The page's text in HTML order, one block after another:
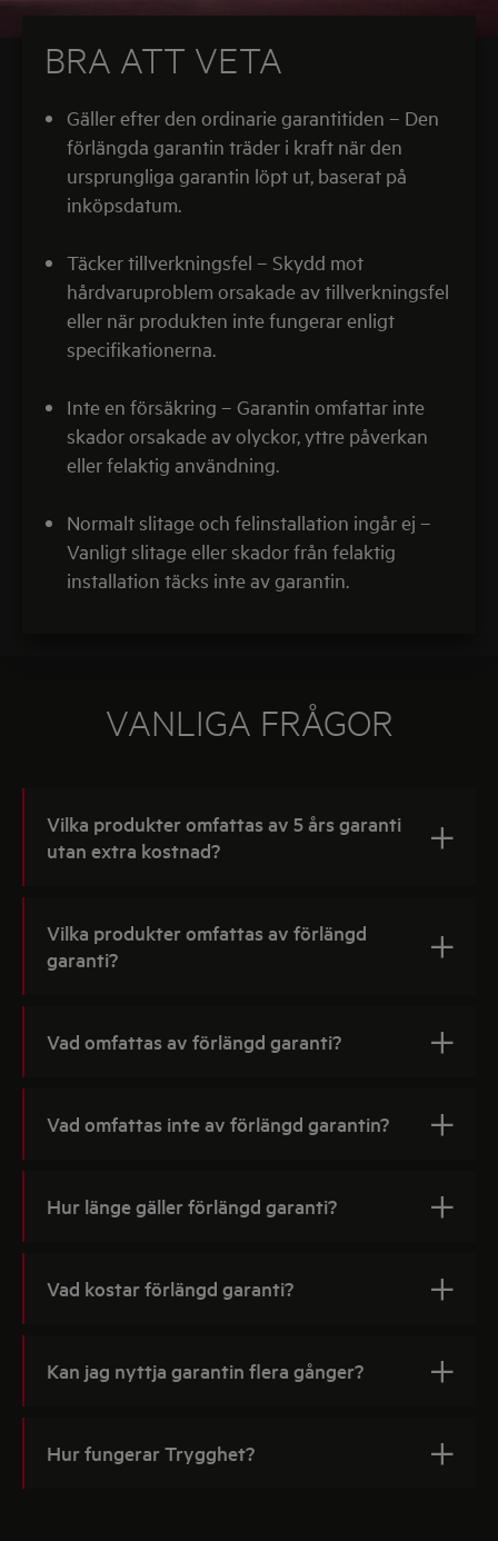
BRA ATT VETA
Gäller efter den ordinarie garantitiden – Den
förlängda garantin träder i kraft när den
ursprungliga garantin löpt ut, baserat på
inköpsdatum.
Täcker tillverkningsfel – Skydd mot
hårdvaruproblem orsakade av tillverkningsfel
eller när produkten inte fungerar enligt
specifikationerna.
Inte en försäkring – Garantin omfattar inte
skador orsakade av olyckor, yttre påverkan
eller felaktig användning.
Normalt slitage och felinstallation ingår ej –
Vanligt slitage eller skador från felaktig
installation täcks inte av garantin.
VANLIGA FRÅGOR
Vilka produkter omfattas av 5 års garanti
utan extra kostnad?
Vilka produkter omfattas av förlängd
garanti?
Vad omfattas av förlängd garanti?
Vad omfattas inte av förlängd garantin?
Hur länge gäller förlängd garanti?
Vad kostar förlängd garanti?
Kan jag nyttja garantin flera gånger?
Hur fungerar Trygghet?